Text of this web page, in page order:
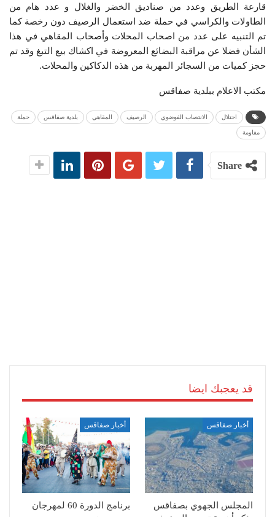
قارعة الطريق وعدد من صناديق الخضر والغلال و عدد هام من
الطاولات والكراسي في حملة ضد استعمال الرصيف دون رخصة كما
تم التنبيه على عدد من اصحاب المحلات وأصحاب المقاهي في هذا
الشأن فضلا عن مراقبة البضائع المعروضة في اكشاك بيع التبغ وقد تم
حجز كميات من السجائر المهربة من هذه الدكاكين والمحلات.
مكتب الاعلام ببلدية صفاقس
احتلال الانتصاب الفوضوي الرصيف المقاهي بلدية صفاقس حملة
مقاومة
Share
قد يعجبك ايضا
أخبار صفاقس
المجلس الجهوي بصفاقس
أخبار صفاقس
برنامج الدورة 60 لمهرجان